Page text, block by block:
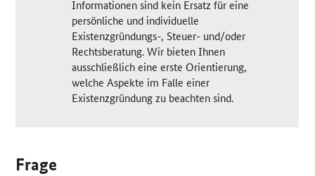
Informationen sind kein Ersatz für eine
persönliche und individuelle
Existenzgründungs-, Steuer- und/oder
Rechtsberatung. Wir bieten Ihnen
ausschließlich eine erste Orientierung,
welche Aspekte im Falle einer
Existenzgründung zu beachten sind.
Frage